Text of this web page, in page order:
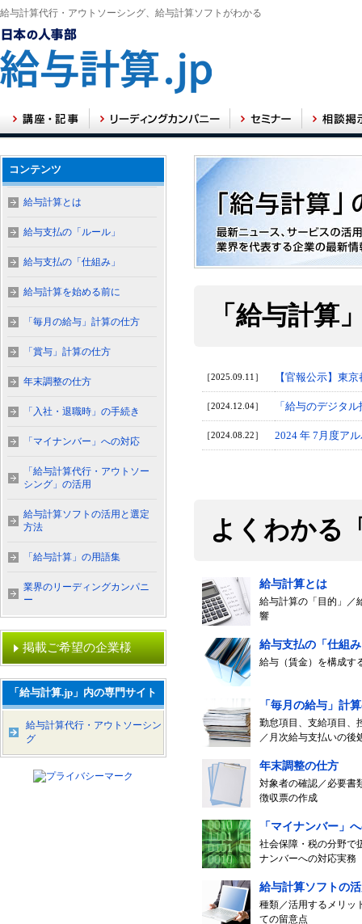
給与計算代行・アウトソーシング、給与計算ソフトがわかる
「給与計算
［2025.09.11］ 【官報公示】東
［2024.12.04］ 「給与のデジタ
［2024.08.22］ 2024 年 7月度ア
よくわかる
給与計算とは
給与計算の「目的」／
響
給与支払の「仕組
給与（賃金）を構成す
「毎月の給与」計
勤怠項目、支給項目、
／月次給与支払いの後
年末調整の仕方
対象者の確認／必要書
徴収票の作成
「マイナンバー」
社会保障・税の分野で
ナンバーへの対応実務
給与計算ソフトの
種類／活用するメリッ
ての留意点
コンテンツ
給与計算とは
給与支払の「ルール」
給与支払の「仕組み」
給与計算を始める前に
「毎月の給与」計算の仕方
「賞与」計算の仕方
年末調整の仕方
「入社・退職時」の手続き
「マイナンバー」への対応
「給与計算代行・アウトソー
シング」の活用
給与計算ソフトの活用と選定
方法
「給与計算」の用語集
業界のリーディングカンパニ
ー
掲載ご希望の企業様
「給与計算.jp」内の専門サイト
給与計算代行・アウトソーシン
グ